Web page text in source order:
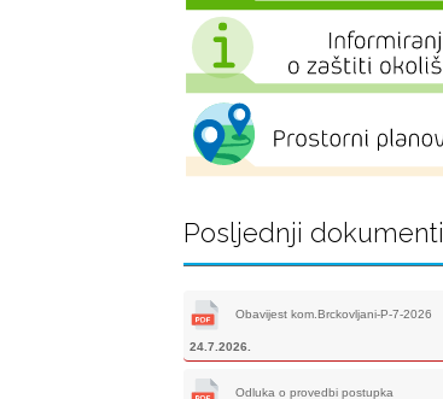
Posljednji dokumenti
Obavijest kom.Brckovljani-P-7-2026
24.7.2026.
Odluka o provedbi postupka